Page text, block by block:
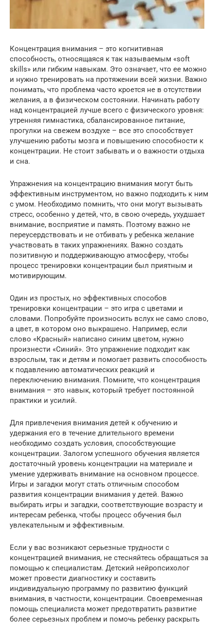
Концентрация внимания – это когнитивная
способность, относящаяся к так называемым «soft
skills» или гибким навыкам. Это означает, что ее можно
и нужно тренировать на протяжении всей жизни. Важно
понимать, что проблема часто кроется не в отсутствии
желания, а в физическом состоянии. Начинать работу
над концентрацией лучше всего с физического уровня:
утренняя гимнастика, сбалансированное питание,
прогулки на свежем воздухе – все это способствует
улучшению работы мозга и повышению способности к
концентрации. Не стоит забывать и о важности отдыха
и сна.
Упражнения на концентрацию внимания могут быть
эффективным инструментом, но важно подходить к ним
с умом. Необходимо помнить, что они могут вызывать
стресс, особенно у детей, что, в свою очередь, ухудшает
внимание, восприятие и память. Поэтому важно не
переусердствовать и не отбивать у ребенка желание
участвовать в таких упражнениях. Важно создать
позитивную и поддерживающую атмосферу, чтобы
процесс тренировки концентрации был приятным и
мотивирующим.
Один из простых, но эффективных способов
тренировки концентрации – это игра с цветами и
словами. Попробуйте произносить вслух не само слово,
а цвет, в котором оно выкрашено. Например, если
слово «Красный» написано синим цветом, нужно
произнести «Синий». Это упражнение подходит как
взрослым, так и детям и помогает развить способность
к подавлению автоматических реакций и
переключению внимания. Помните, что концентрация
внимания – это навык, который требует постоянной
практики и усилий.
Для привлечения внимания детей к обучению и
удержания его в течение длительного времени
необходимо создать условия, способствующие
концентрации. Залогом успешного обучения является
достаточный уровень концентрации на материале и
умение удерживать внимание на основном процессе.
Игры и загадки могут стать отличным способом
развития концентрации внимания у детей. Важно
выбирать игры и загадки, соответствующие возрасту и
интересам ребенка, чтобы процесс обучения был
увлекательным и эффективным.
Если у вас возникают серьезные трудности с
концентрацией внимания, не стесняйтесь обращаться за
помощью к специалистам. Детский нейропсихолог
может провести диагностику и составить
индивидуальную программу по развитию функций
внимания, в частности, концентрации. Своевременная
помощь специалиста может предотвратить развитие
более серьезных проблем и помочь ребенку раскрыть